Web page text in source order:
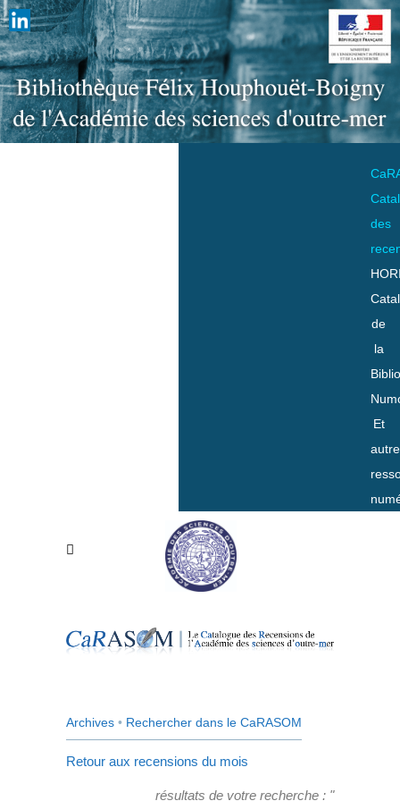
des
de
la
Et
Archives • Rechercher dans le CaRASOM
Retour aux recensions du mois
résultats de votre recherche : "